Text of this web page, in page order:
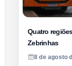
Quatro
Zebrinhas
8 de agosto